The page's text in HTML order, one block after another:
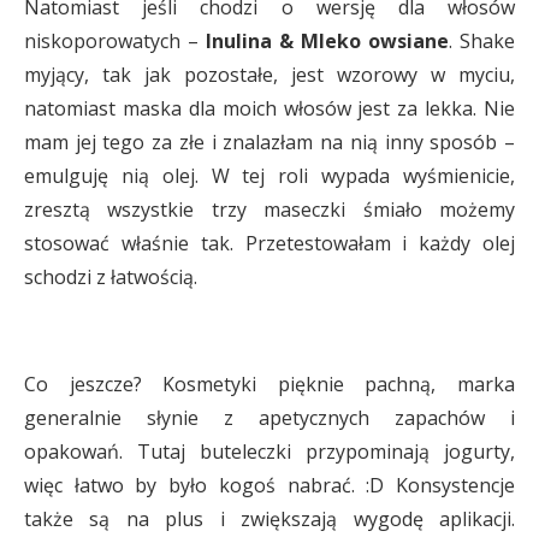
Natomiast jeśli chodzi o wersję dla włosów
niskoporowatych – Inulina & Mleko owsiane. Shake
myjący, tak jak pozostałe, jest wzorowy w myciu,
natomiast maska dla moich włosów jest za lekka. Nie
mam jej tego za złe i znalazłam na nią inny sposób –
emulguję nią olej. W tej roli wypada wyśmienicie,
zresztą wszystkie trzy maseczki śmiało możemy
stosować właśnie tak. Przetestowałam i każdy olej
schodzi z łatwością.
Co jeszcze? Kosmetyki pięknie pachną, marka
generalnie słynie z apetycznych zapachów i
opakowań. Tutaj buteleczki przypominają jogurty,
więc łatwo by było kogoś nabrać. :D Konsystencje
także są na plus i zwiększają wygodę aplikacji.